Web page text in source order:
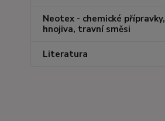
Neotex - chemické přípravky,
hnojiva, travní směsi
Literatura